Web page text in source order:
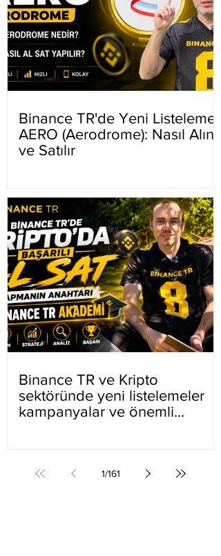
Binance TR'de Yeni Listeleme
AERO (Aerodrome): Nasıl Alınır
ve Satılır
Binance TR ve Kripto
sektöründe yeni listelemeler
kampanyalar ve önemli
1/161